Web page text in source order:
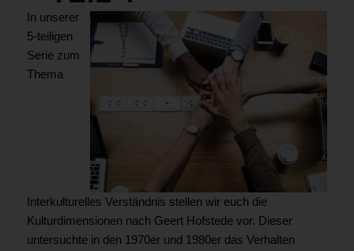
In unserer
5-teiligen
Serie zum
Thema
Interkulturelles Verständnis stellen wir euch die
Kulturdimensionen nach Geert Hofstede vor. Dieser
untersuchte in den 1970er und 1980er das Verhalten